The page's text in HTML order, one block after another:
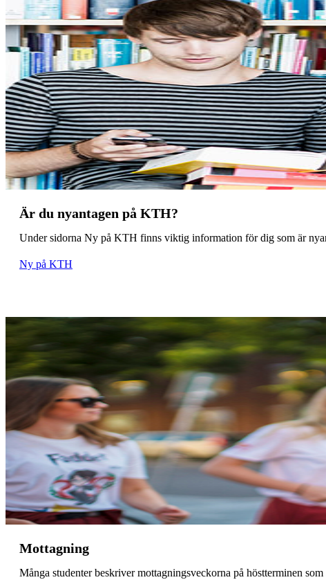
Är du nyantagen på KTH?
Under sidorna Ny på KTH finns viktig information för dig som är
Ny på KTH
Mottagning
Många studenter beskriver mottagningsveckorna på höstterminen